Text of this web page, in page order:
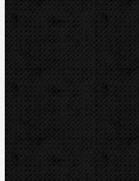
Ohýbačky
Vyhrdlovače
Lisování
Závitořezy
Drážkovače